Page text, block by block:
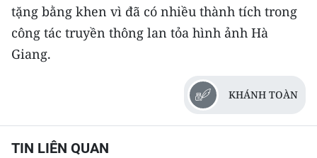
tặng bằng khen vì đã có nhiều thành tích trong
công tác truyền thông lan tỏa hình ảnh Hà
Giang.
KHÁNH TOÀN
TIN LIÊN QUAN